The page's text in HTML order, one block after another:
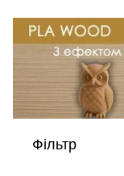
Фільтр